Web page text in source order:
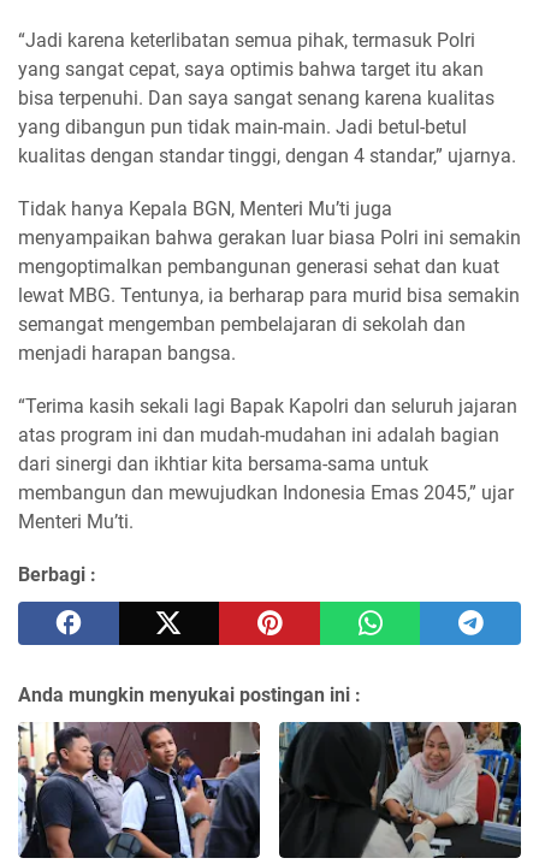
“Jadi karena keterlibatan semua pihak, termasuk Polri
yang sangat cepat, saya optimis bahwa target itu akan
bisa terpenuhi. Dan saya sangat senang karena kualitas
yang dibangun pun tidak main-main. Jadi betul-betul
kualitas dengan standar tinggi, dengan 4 standar,” ujarnya.
Tidak hanya Kepala BGN, Menteri Mu’ti juga
menyampaikan bahwa gerakan luar biasa Polri ini semakin
mengoptimalkan pembangunan generasi sehat dan kuat
lewat MBG. Tentunya, ia berharap para murid bisa semakin
semangat mengemban pembelajaran di sekolah dan
menjadi harapan bangsa.
“Terima kasih sekali lagi Bapak Kapolri dan seluruh jajaran
atas program ini dan mudah-mudahan ini adalah bagian
dari sinergi dan ikhtiar kita bersama-sama untuk
membangun dan mewujudkan Indonesia Emas 2045,” ujar
Menteri Mu’ti.
Berbagi :
Anda mungkin menyukai postingan ini :